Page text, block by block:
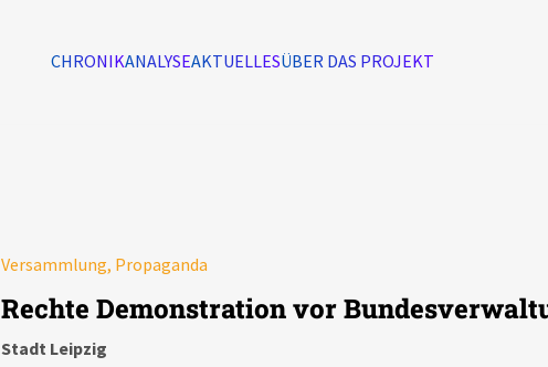
CHRONIKANALYSEAKTUELLESÜBER DAS PROJEKT
Versammlung, Propaganda
Rechte Demonstration vor
Stadt Leipzig
Ereignisse